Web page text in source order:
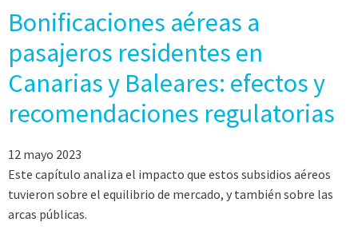
Bonificaciones aéreas a
pasajeros residentes en
Canarias y Baleares: efectos y
recomendaciones regulatorias
12 mayo 2023
Este capítulo analiza el impacto que estos subsidios aéreos
tuvieron sobre el equilibrio de mercado, y también sobre las
arcas públicas.